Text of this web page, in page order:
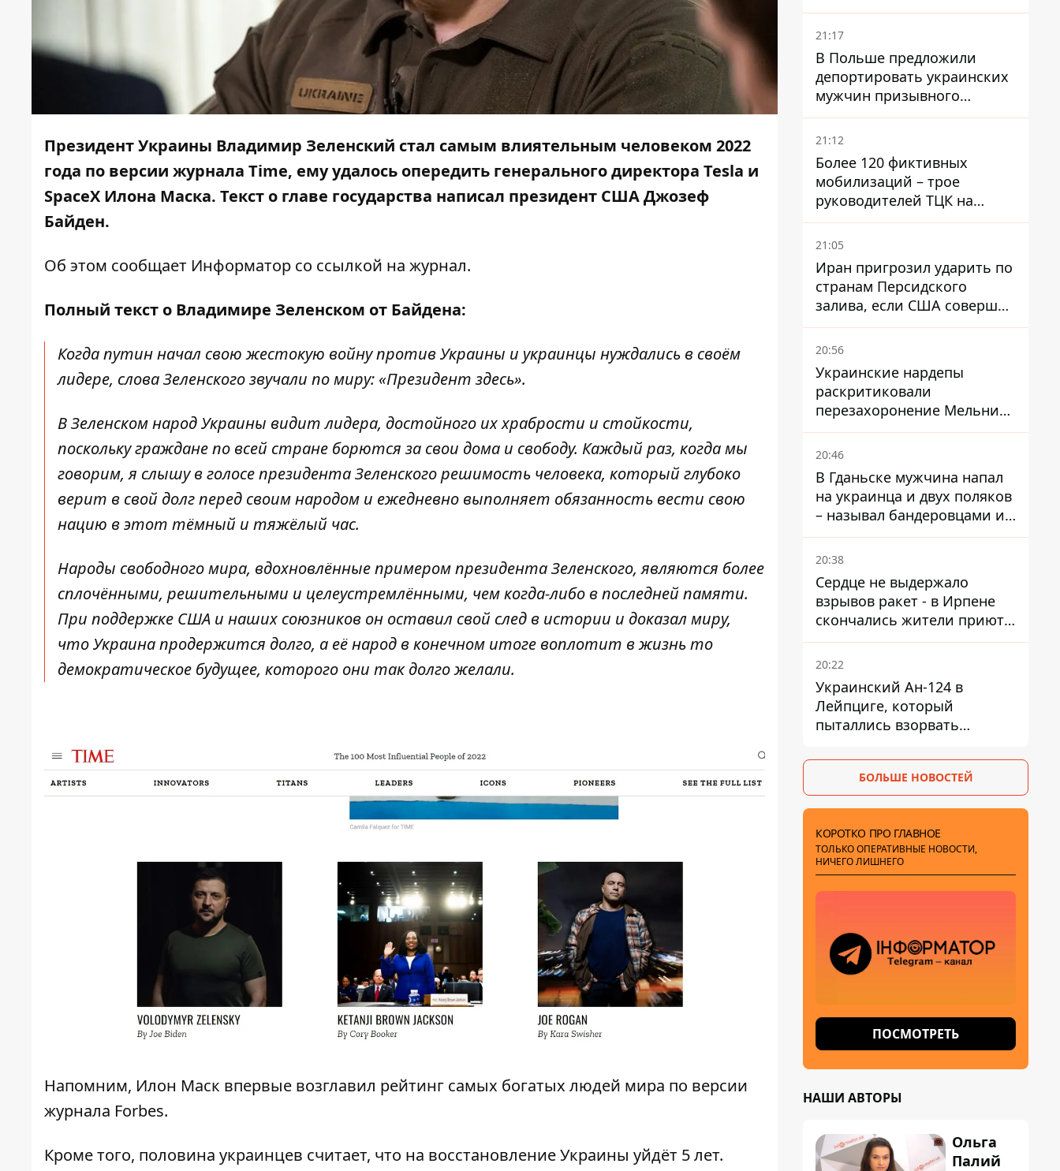
Президент Украины Владимир Зеленский стал самым влиятельным человеком 2022
года по версии журнала Time, ему удалось опередить генерального директора Tesla и
SpaceX Илона Маска. Текст о главе государства написал президент США Джозеф
Байден.
Об этом сообщает Информатор со ссылкой на журнал.
Полный текст о Владимире Зеленском от Байдена:
Когда путин начал свою жестокую войну против Украины и украинцы нуждались в своём
лидере, слова Зеленского звучали по миру: «Президент здесь».
В Зеленском народ Украины видит лидера, достойного их храбрости и стойкости,
поскольку граждане по всей стране борются за свои дома и свободу. Каждый раз, когда мы
говорим, я слышу в голосе президента Зеленского решимость человека, который глубоко
верит в свой долг перед своим народом и ежедневно выполняет обязанность вести свою
нацию в этот тёмный и тяжёлый час.
Народы свободного мира, вдохновлённые примером президента Зеленского, являются более
сплочёнными, решительными и целеустремлёнными, чем когда-либо в последней памяти.
При поддержке США и наших союзников он оставил свой след в истории и доказал миру,
что Украина продержится долго, а её народ в конечном итоге воплотит в жизнь то
демократическое будущее, которого они так долго желали.
Напомним, Илон Маск впервые возглавил рейтинг самых богатых людей мира по версии
журнала Forbes.
Кроме того, половина украинцев считает, что на восстановление Украины уйдёт 5 лет.
National Security Journal
21:17
В Польше предложили
депортировать украинских
мужчин призывного
возраста - кого это может
затронуть
21:12
Более 120 фиктивных
мобилизаций – трое
руководителей ТЦК на
Волыни и Буковине
получили подозрения за
21:05
Иран пригрозил ударить по
странам Персидского
залива, если США совершат
хотя бы одну атаку - Reuters
20:56
Украинские нардепы
раскритиковали
перезахоронение Мельника
из-за риска
дипломатической изоляции
20:46
В Гданьске мужчина напал
на украинца и двух поляков
– называл бандеровцами и
вел себя агрессивно
20:38
Сердце не выдержало
взрывов ракет - в Ирпене
скончались жители приюта
для собак с инвалидностью
20:22
Украинский Ан-124 в
Лейпциге, который
пыталлись взорвать
боеприпасами
БОЛЬШЕ НОВОСТЕЙ
КОРОТКО ПРО ГЛАВНОЕ
ТОЛЬКО ОПЕРАТИВНЫЕ НОВОСТИ,
НИЧЕГО ЛИШНЕГО
ПОСМОТРЕТЬ
НАШИ АВТОРЫ
Ольга
Палий